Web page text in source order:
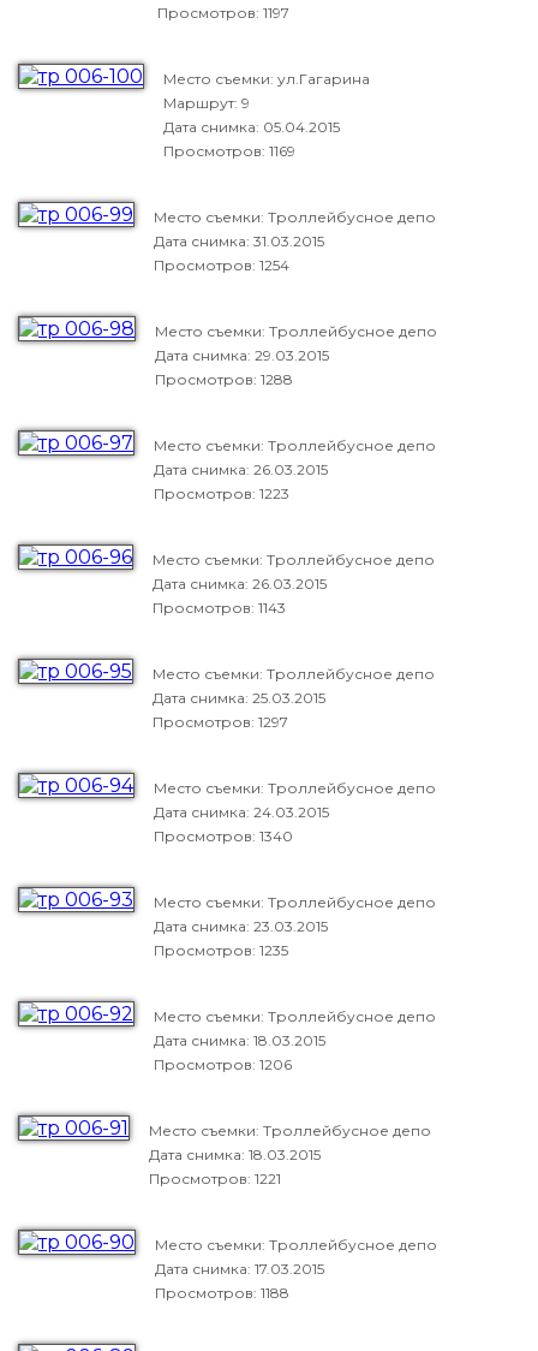
Просмотров: 1197
Место съемки: ул.Гагарина
Маршрут: 9
Дата снимка: 05.04.2015
Просмотров: 1169
Место съемки: Троллейбусное депо
Дата снимка: 31.03.2015
Просмотров: 1254
Место съемки: Троллейбусное депо
Дата снимка: 29.03.2015
Просмотров: 1288
Место съемки: Троллейбусное депо
Дата снимка: 26.03.2015
Просмотров: 1223
Место съемки: Троллейбусное депо
Дата снимка: 26.03.2015
Просмотров: 1143
Место съемки: Троллейбусное депо
Дата снимка: 25.03.2015
Просмотров: 1297
Место съемки: Троллейбусное депо
Дата снимка: 24.03.2015
Просмотров: 1340
Место съемки: Троллейбусное депо
Дата снимка: 23.03.2015
Просмотров: 1235
Место съемки: Троллейбусное депо
Дата снимка: 18.03.2015
Просмотров: 1206
Место съемки: Троллейбусное депо
Дата снимка: 18.03.2015
Просмотров: 1221
Место съемки: Троллейбусное депо
Дата снимка: 17.03.2015
Просмотров: 1188